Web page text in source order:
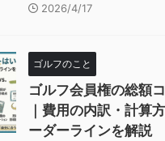
2026/4/17
ゴルフのこと
ゴルフ会員権の総額
｜費用の内訳・計算
ーダーラインを解説